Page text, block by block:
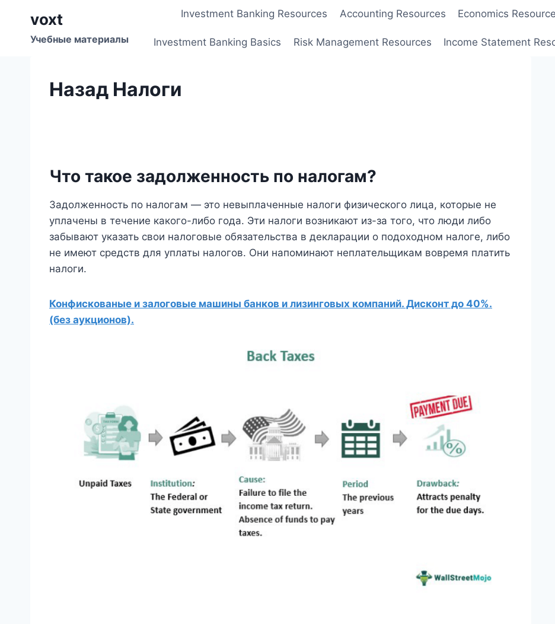
содержимому
voxt
Учебные материалы
Investment Banking Resources Accounting Resources Economics
Investment Banking Basics Risk Management Resources Income Statement
Назад Налоги
Что такое задолженность по налогам?
Задолженность по налогам — это невыплаченные налоги физического лица, которые не
уплачены в течение какого-либо года. Эти налоги возникают из-за того, что люди либо
забывают указать свои налоговые обязательства в декларации о подоходном налоге, либо
не имеют средств для уплаты налогов. Они напоминают неплательщикам вовремя платить
налоги.
Конфискованые и залоговые машины банков и лизинговых компаний. Дисконт до 40%.
(без аукционов).